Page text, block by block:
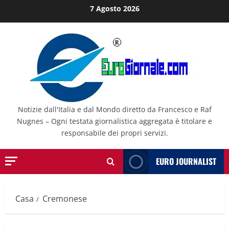
al
7 Agosto 2026
Notizie dall'Italia e dal Mondo diretto da Francesco e Raf
Nugnes – Ogni testata giornalistica aggregata è titolare e
responsabile dei propri servizi.
EURO JOURNALIST
Casa Cremonese